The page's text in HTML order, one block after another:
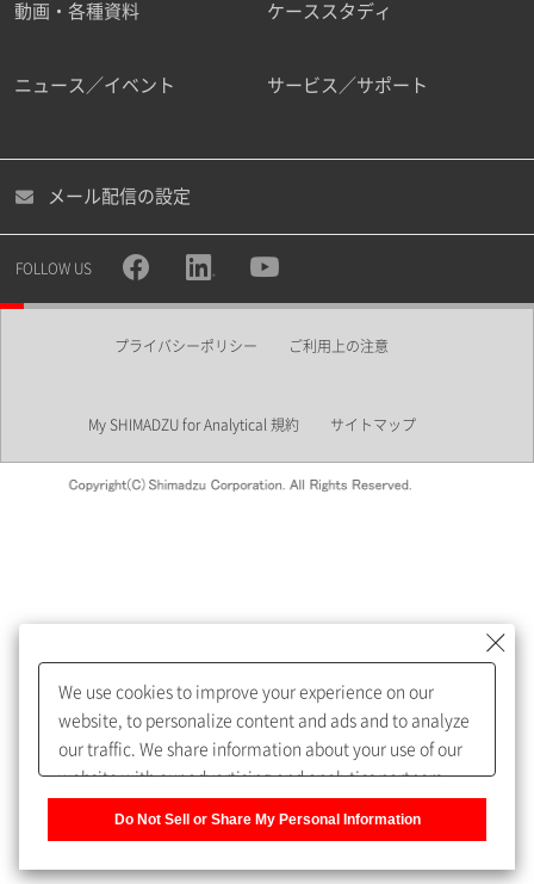
職種
所属部署
めします。
My SHIMADZU for Analyticalへ登録いただくと、技術情報や
取扱説明書・Webinarなどの閲覧ができます。
うになります。
動画・各種資料 ケーススタディ
ニュース／イベント サービス／サポート
メール配信の設定
FOLLOW US
プライバシーポリシー ご利用上の注意
My SHIMADZU for Analytical 規約 サイトマップ
We use cookies to improve your experience on our
website, to personalize content and ads and to analyze
our traffic. We share information about your use of our
website with our advertising and analytics partners,
Do Not Sell or Share My Personal Information